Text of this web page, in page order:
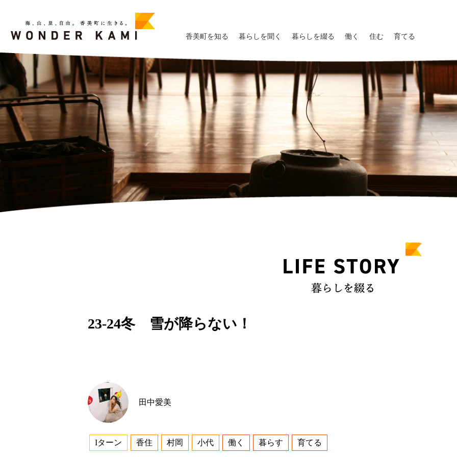
香美町を知る 暮らしを聞く 暮らしを綴る 働く 住む 育てる
23-24冬 雪が降らない！
田中愛美
Iターン 香住 村岡 小代 働く 暮らす 育てる